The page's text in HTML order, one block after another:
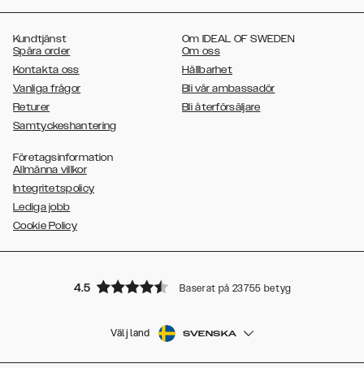
Kundtjänst
Spåra order
Kontakta oss
Vanliga frågor
Returer
Samtyckeshantering
Om IDEAL OF SWEDEN
Om oss
Hållbarhet
Bli vår ambassadör
Bli återförsäljare
Företagsinformation
Allmänna villkor
Integritetspolicy
Lediga jobb
Cookie Policy
4.5 Baserat på 23755 betyg
Välj land SVENSKA